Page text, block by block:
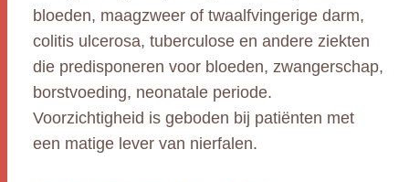
bloeden, maagzweer of twaalfvingerige darm,
colitis ulcerosa, tuberculose en andere ziekten
die predisponeren voor bloeden, zwangerschap,
borstvoeding, neonatale periode.
Voorzichtigheid is geboden bij patiënten met
een matige lever van nierfalen.